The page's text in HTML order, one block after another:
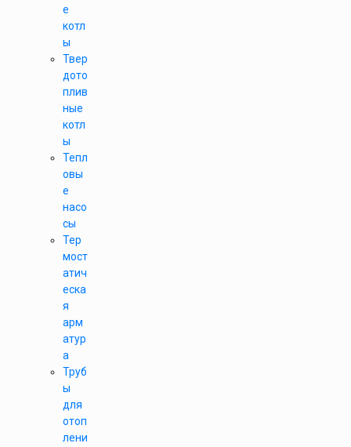
е
котл
ы
Твер
дото
плив
ные
котл
ы
Тепл
овы
е
насо
сы
Тер
мост
атич
еска
я
арм
атур
а
Труб
ы
для
отоп
лени